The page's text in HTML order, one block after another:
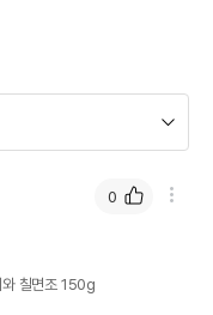
와 칠면조 150g
0